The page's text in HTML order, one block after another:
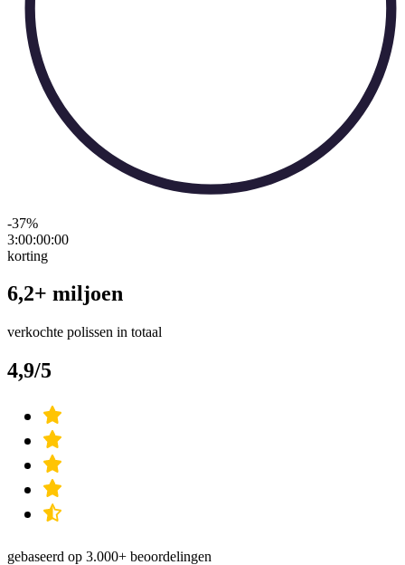
-37%
3:00:00:00
korting
6,2+ miljoen
verkochte polissen in totaal
4,9/5
gebaseerd op 3.000+ beoordelingen